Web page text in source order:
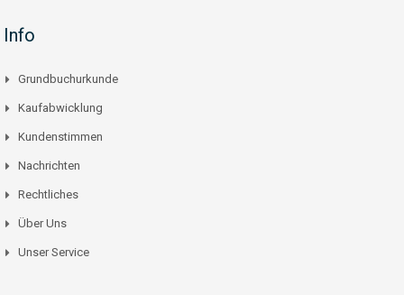
Info
Grundbuchurkunde
Kaufabwicklung
Kundenstimmen
Nachrichten
Rechtliches
Über Uns
Unser Service